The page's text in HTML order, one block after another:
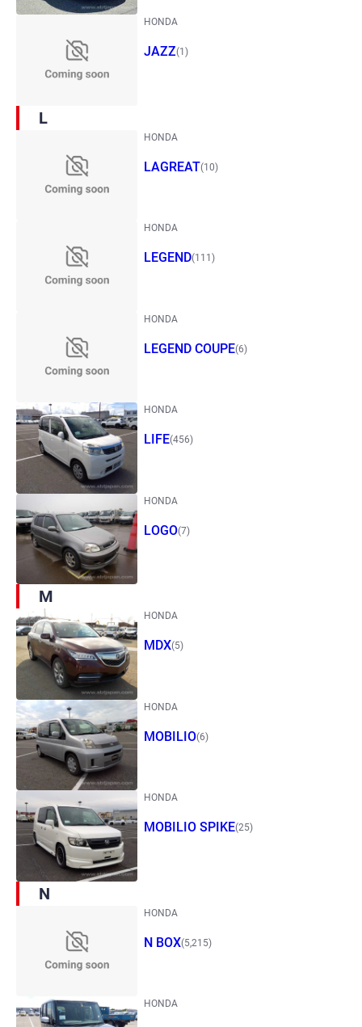
HONDA
JAZZ(1)
L
HONDA
LAGREAT(10)
HONDA
LEGEND(111)
HONDA
LEGEND COUPE(6)
HONDA
LIFE(456)
HONDA
LOGO(7)
M
HONDA
MDX(5)
HONDA
MOBILIO(6)
HONDA
MOBILIO SPIKE(25)
N
HONDA
N BOX(5,215)
HONDA